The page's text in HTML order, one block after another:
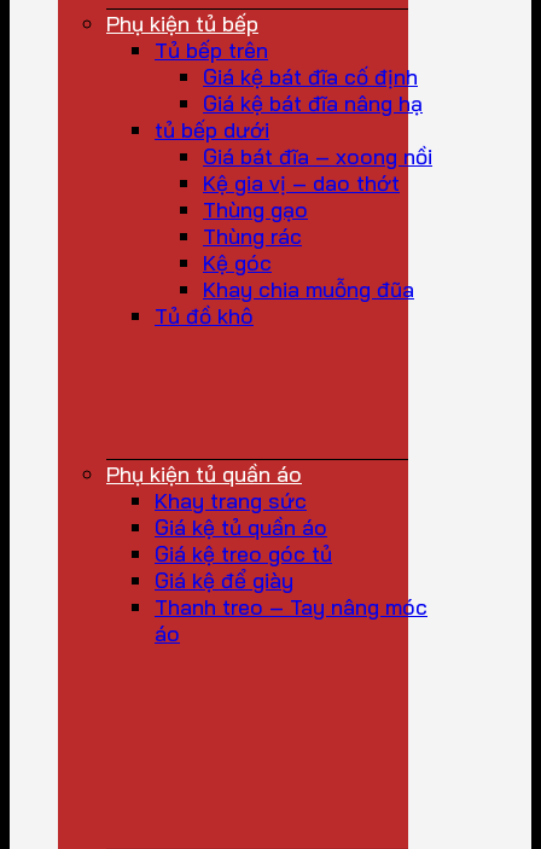
Phụ kiện tủ bếp
Tủ bếp trên
Giá kệ bát đĩa cố định
Giá kệ bát đĩa nâng hạ
tủ bếp dưới
Giá bát đĩa – xoong nồi
Kệ gia vị – dao thớt
Thùng gạo
Thùng rác
Kệ góc
Khay chia muỗng đũa
Tủ đồ khô
Phụ kiện tủ quần áo
Khay trang sức
Giá kệ tủ quần áo
Giá kệ treo góc tủ
Giá kệ để giày
Thanh treo – Tay nâng móc
áo